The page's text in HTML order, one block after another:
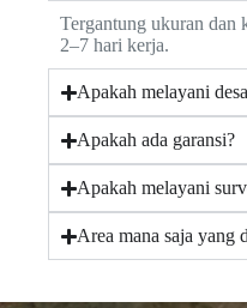
Tergantung ukuran dan
2–7 hari kerja.
Apakah melayani
Apakah ada garansi?
Apakah melayani
Area mana saja yang